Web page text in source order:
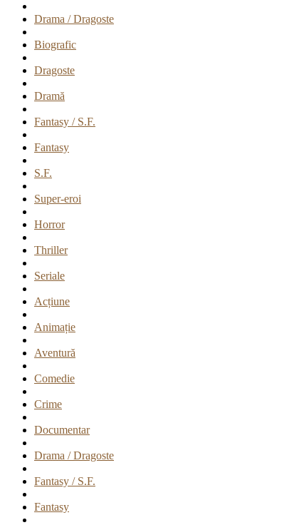
Drama / Dragoste
Biografic
Dragoste
Dramă
Fantasy / S.F.
Fantasy
S.F.
Super-eroi
Horror
Thriller
Seriale
Acțiune
Animație
Aventură
Comedie
Crime
Documentar
Drama / Dragoste
Fantasy / S.F.
Fantasy